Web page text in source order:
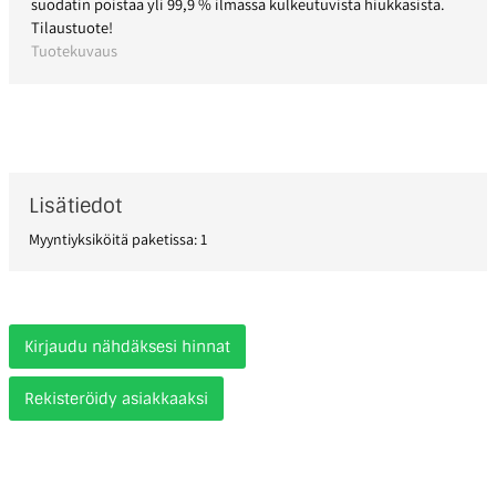
suodatin poistaa yli 99,9 % ilmassa kulkeutuvista hiukkasista.
Tilaustuote!
Tuotekuvaus
Lisätiedot
Myyntiyksiköitä paketissa: 1
Kirjaudu nähdäksesi hinnat
Rekisteröidy asiakkaaksi